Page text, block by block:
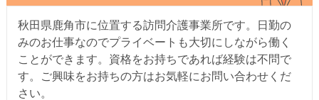
秋田県鹿角市に位置する訪問介護事業所です。日勤の
みのお仕事なのでプライベートも大切にしながら働く
ことができます。資格をお持ちであれば経験は不問で
す。ご興味をお持ちの方はお気軽にお問い合わせくだ
さい。